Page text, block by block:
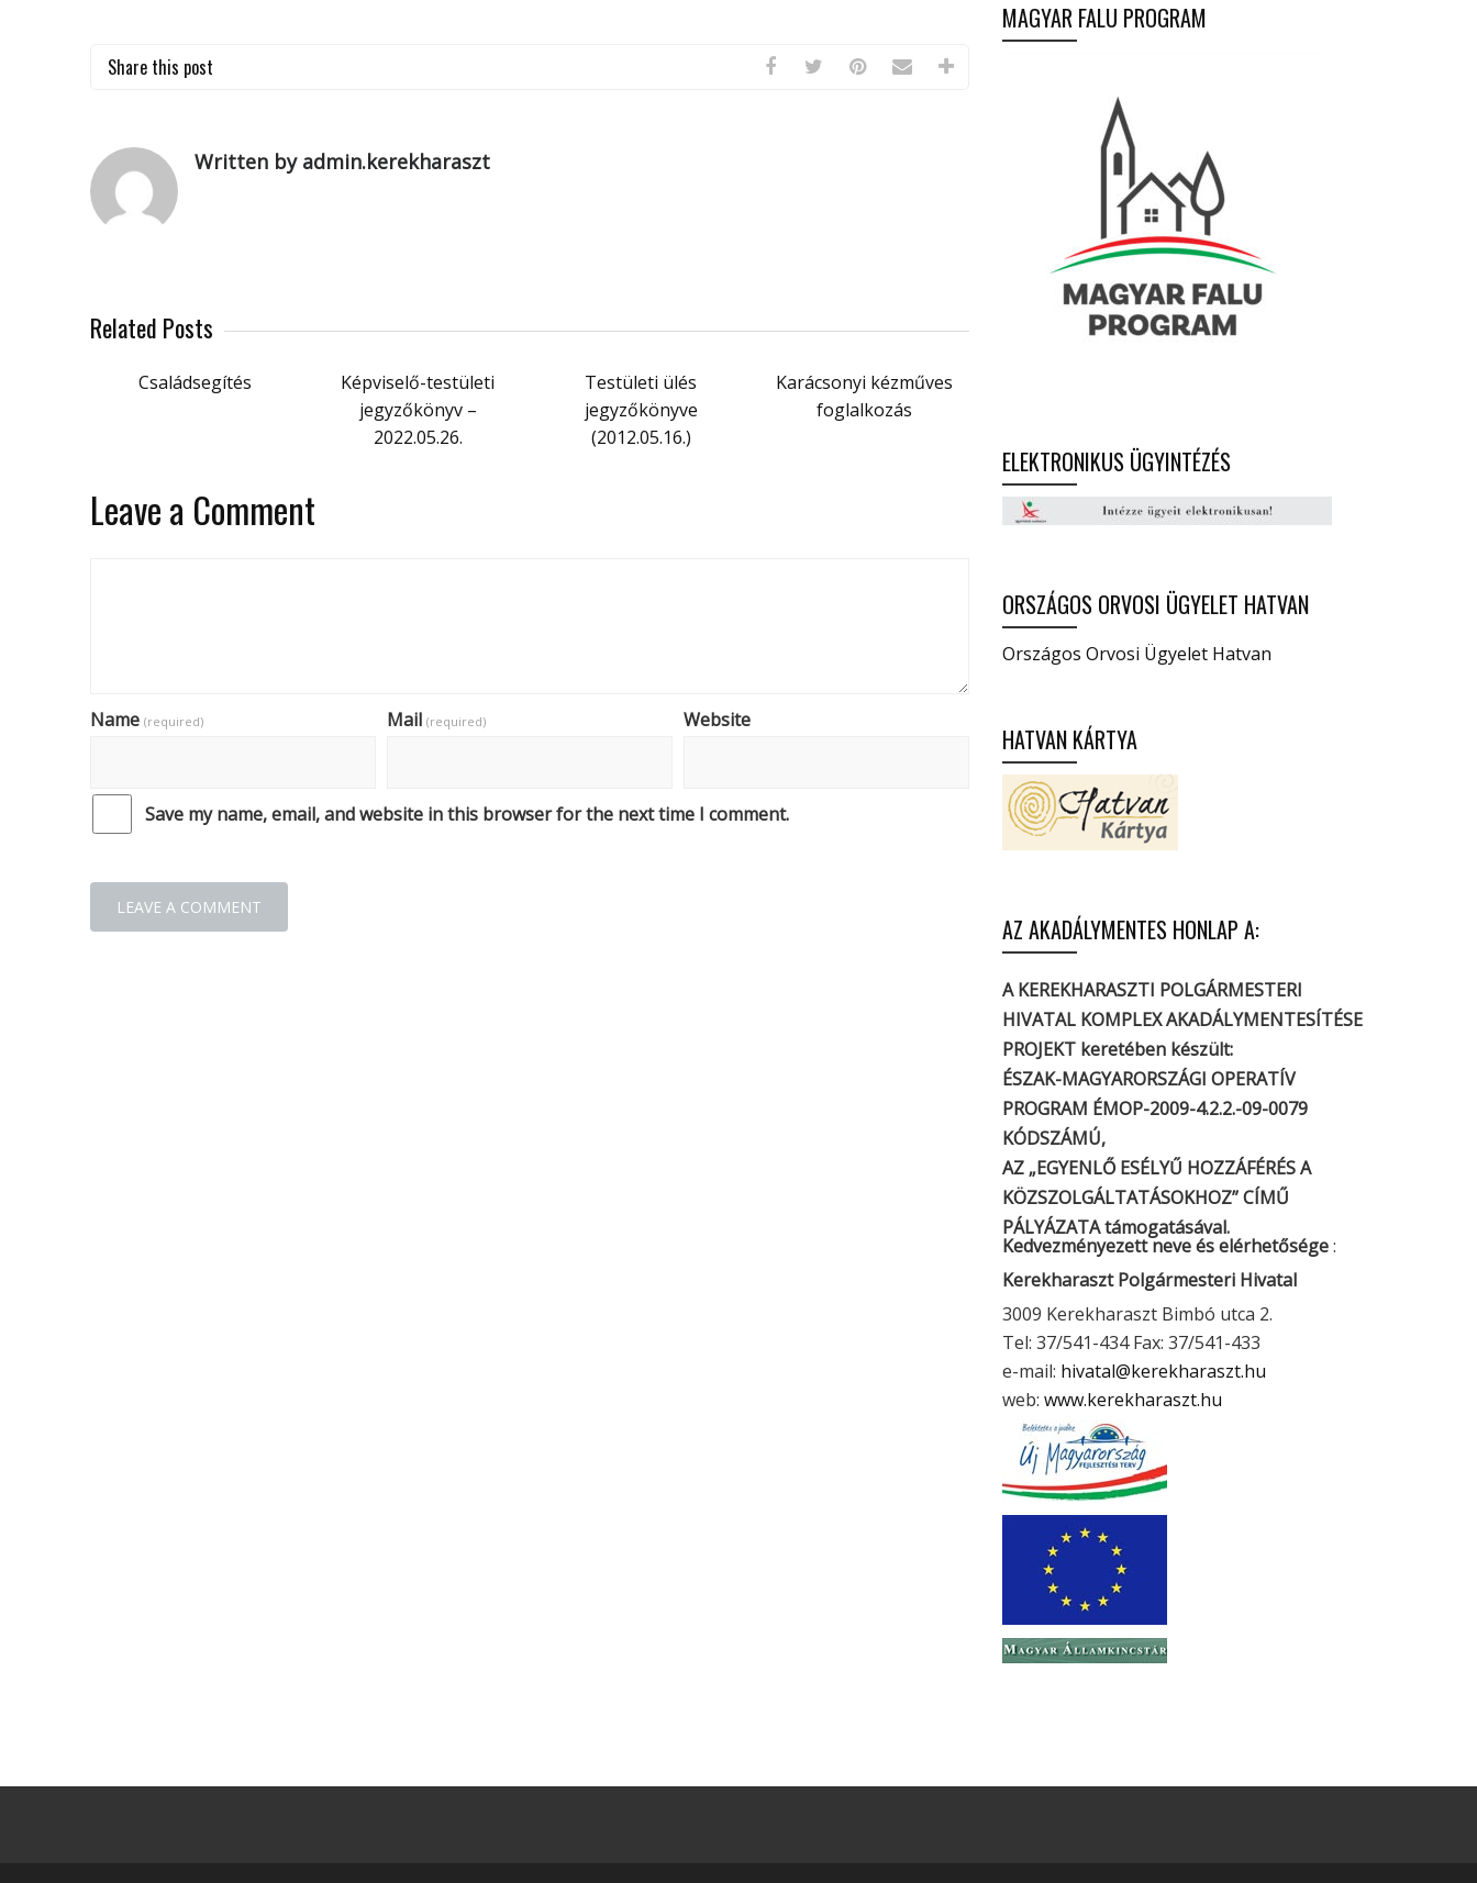
Share this post
Written by admin.kerekharaszt
Related Posts
Családsegítés
Képviselő-testületi
jegyzőkönyv –
2022.05.26.
Testületi ülés
jegyzőkönyve
(2012.05.16.)
Karácsonyi kézműves
foglalkozás
Leave a Comment
Name (required) Mail (required) Website
Save my name, email, and website in this browser for the next time I comment.
MAGYAR FALU PROGRAM
ELEKTRONIKUS ÜGYINTÉZÉS
ORSZÁGOS ORVOSI ÜGYELET HATVAN
Országos Orvosi Ügyelet Hatvan
HATVAN KÁRTYA
AZ AKADÁLYMENTES HONLAP A:
A KEREKHARASZTI POLGÁRMESTERI
HIVATAL KOMPLEX AKADÁLYMENTESÍTÉSE
PROJEKT keretében készült:
ÉSZAK-MAGYARORSZÁGI OPERATÍV
PROGRAM ÉMOP-2009-4.2.2.-09-0079
KÓDSZÁMÚ,
AZ „EGYENLŐ ESÉLYŰ HOZZÁFÉRÉS A
KÖZSZOLGÁLTATÁSOKHOZ” CÍMŰ
PÁLYÁZATA támogatásával.
Kedvezményezett neve és elérhetősége:
Kerekharaszt Polgármesteri Hivatal
3009 Kerekharaszt Bimbó utca 2.
Tel: 37/541-434 Fax: 37/541-433
e-mail: hivatal@kerekharaszt.hu
web: www.kerekharaszt.hu